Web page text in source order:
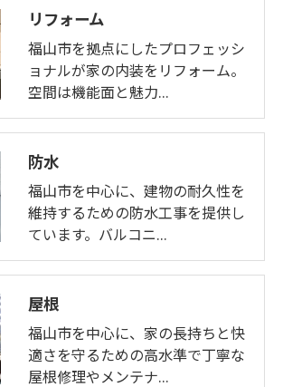
リフォーム
福山市を拠点にしたプロフェッシ
ョナルが家の内装をリフォーム。
空間は機能面と魅力…
防水
福山市を中心に、建物の耐久性を
維持するための防水工事を提供し
ています。バルコニ…
屋根
福山市を中心に、家の長持ちと快
適さを守るための高水準で丁寧な
屋根修理やメンテナ…